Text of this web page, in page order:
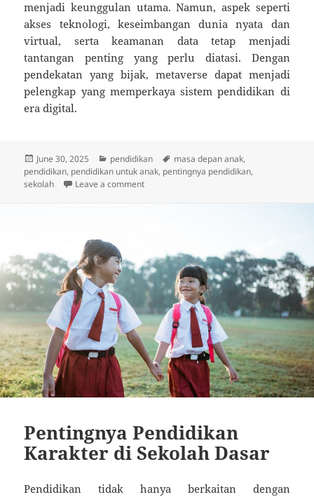
menjadi keunggulan utama. Namun, aspek seperti
akses teknologi, keseimbangan dunia nyata dan
virtual, serta keamanan data tetap menjadi
tantangan penting yang perlu diatasi. Dengan
pendekatan yang bijak, metaverse dapat menjadi
pelengkap yang memperkaya sistem pendidikan di
era digital.
Posted
on
June 30, 2025 Categories
pendidikan Tags
masa depan anak,
pendidikan, pendidikan untuk anak, pentingnya pendidikan,
sekolah
Leave a commenton Sekolah Masa Depan: Kalau Anak
Pentingnya Pendidikan
Karakter di Sekolah Dasar
Pendidikan tidak hanya berkaitan dengan